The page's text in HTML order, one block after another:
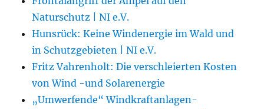
Naturschutz | NI e.V.
Hunsrück: Keine Windenergie im Wald und
in Schutzgebieten | NI e.V.
Fritz Vahrenholt: Die verschleierten Kosten
von Wind -und Solarenergie
„Umwerfende“ Windkraftanlagen-